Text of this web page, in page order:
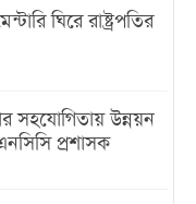
ঘিরে রাষ্ট্রপতির
সহযোগিতায় উন্নয়ন
প্রশাসক